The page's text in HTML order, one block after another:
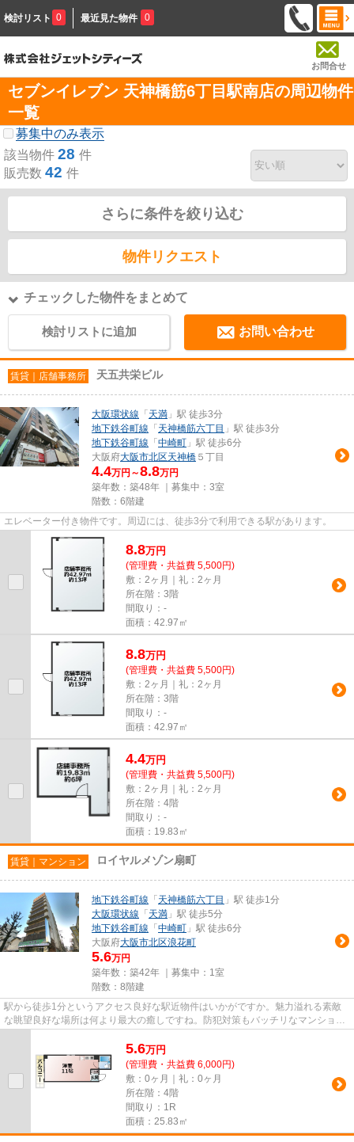
検討リスト 0 最近見た物件 0
お問合せ
セブンイレブン 天神橋筋6丁目駅南店の周辺物件
一覧
募集中のみ表示
該当物件 28 件
販売数 42 件
さらに条件を絞り込む
物件リクエスト
チェックした物件をまとめて
検討リストに追加 お問い合わせ
賃貸｜店舗事務所 天五共栄ビル
大阪環状線 「 天満 」駅 徒歩3分
地下鉄谷町線 「 天神橋筋六丁目 」駅 徒歩3分
地下鉄谷町線 「 中崎町 」駅 徒歩6分
大阪府大阪市北区天神橋 ５丁目
4.4万円～8.8万円
築年数：築48年 ｜募集中： 3室
階数：6階建
エレベーター付き物件です。周辺には、徒歩3分で利用できる駅があります。
8.8万円
(管理費・共益費 5,500円)
敷：2ヶ月｜礼：2ヶ月
所在階：3階
間取り：-
面積：42.97㎡
8.8万円
(管理費・共益費 5,500円)
敷：2ヶ月｜礼：2ヶ月
所在階：3階
間取り：-
面積：42.97㎡
4.4万円
(管理費・共益費 5,500円)
敷：2ヶ月｜礼：2ヶ月
所在階：4階
間取り：-
面積：19.83㎡
賃貸｜マンション ロイヤルメゾン扇町
地下鉄谷町線 「 天神橋筋六丁目 」駅 徒歩1分
大阪環状線 「 天満 」駅 徒歩5分
地下鉄谷町線 「 中崎町 」駅 徒歩6分
大阪府大阪市北区浪花町
5.6万円
築年数：築42年 ｜募集中： 1室
階数：8階建
駅から徒歩1分というアクセス良好な駅近物件はいかがですか。魅力溢れる素敵
な眺望良好な場所は何より最大の癒しですね。防犯対策もバッチリなマンション
5.6万円
(管理費・共益費 6,000円)
敷：0ヶ月｜礼：0ヶ月
所在階：4階
間取り：1R
面積：25.83㎡